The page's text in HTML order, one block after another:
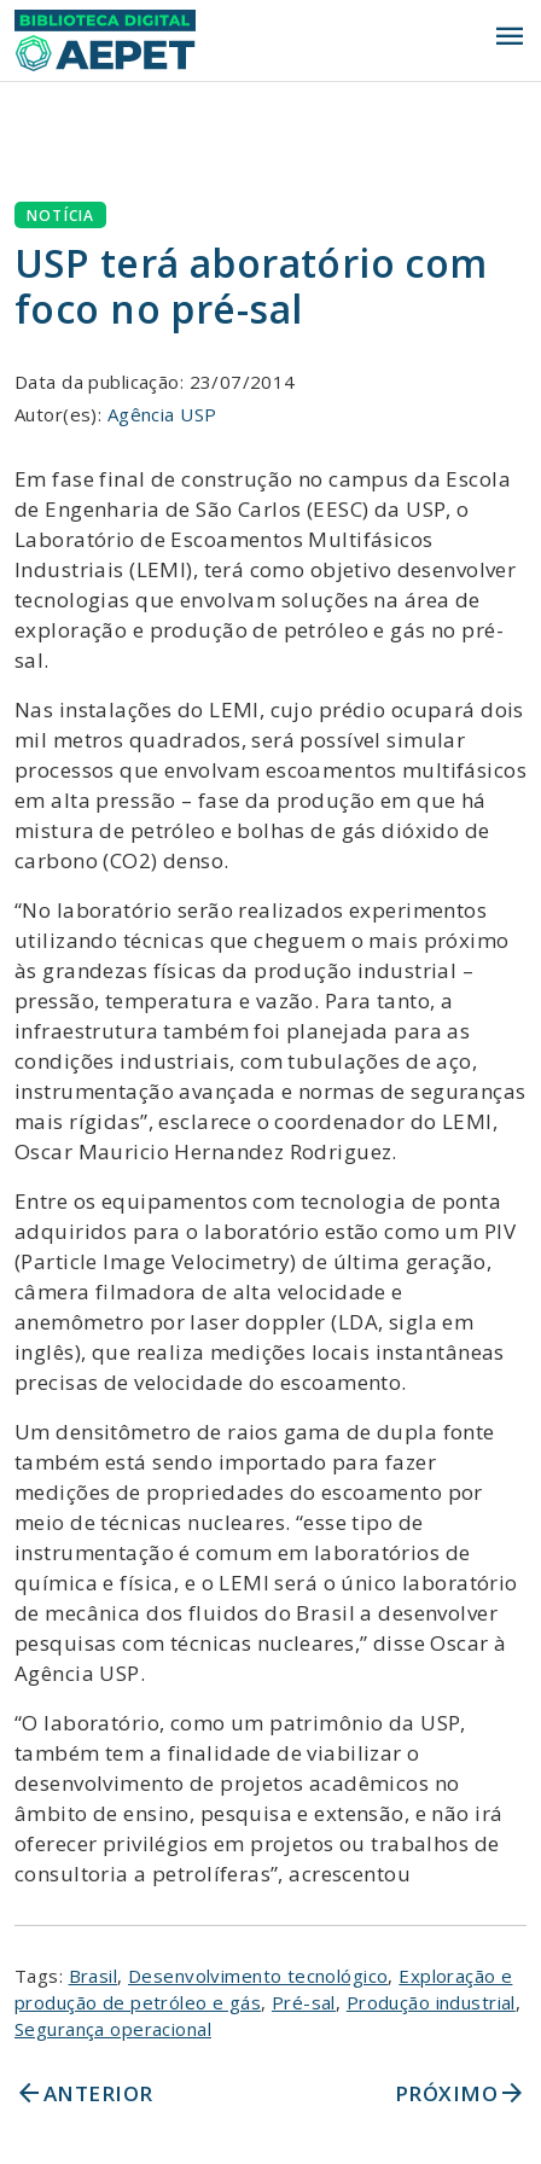
menu
NOTÍCIA
USP terá aboratório com
foco no pré-sal
Data da publicação: 23/07/2014
Autor(es): Agência USP
Em fase final de construção no campus da Escola
de Engenharia de São Carlos (EESC) da USP, o
Laboratório de Escoamentos Multifásicos
Industriais (LEMI), terá como objetivo desenvolver
tecnologias que envolvam soluções na área de
exploração e produção de petróleo e gás no pré-
sal.
Nas instalações do LEMI, cujo prédio ocupará dois
mil metros quadrados, será possível simular
processos que envolvam escoamentos multifásicos
em alta pressão – fase da produção em que há
mistura de petróleo e bolhas de gás dióxido de
carbono (CO2) denso.
“No laboratório serão realizados experimentos
utilizando técnicas que cheguem o mais próximo
às grandezas físicas da produção industrial –
pressão, temperatura e vazão. Para tanto, a
infraestrutura também foi planejada para as
condições industriais, com tubulações de aço,
instrumentação avançada e normas de seguranças
mais rígidas”, esclarece o coordenador do LEMI,
Oscar Mauricio Hernandez Rodriguez.
Entre os equipamentos com tecnologia de ponta
adquiridos para o laboratório estão como um PIV
(Particle Image Velocimetry) de última geração,
câmera filmadora de alta velocidade e
anemômetro por laser doppler (LDA, sigla em
inglês), que realiza medições locais instantâneas
precisas de velocidade do escoamento.
Um densitômetro de raios gama de dupla fonte
também está sendo importado para fazer
medições de propriedades do escoamento por
meio de técnicas nucleares. “esse tipo de
instrumentação é comum em laboratórios de
química e física, e o LEMI será o único laboratório
de mecânica dos fluidos do Brasil a desenvolver
pesquisas com técnicas nucleares,” disse Oscar à
Agência USP.
“O laboratório, como um patrimônio da USP,
também tem a finalidade de viabilizar o
desenvolvimento de projetos acadêmicos no
âmbito de ensino, pesquisa e extensão, e não irá
oferecer privilégios em projetos ou trabalhos de
consultoria a petrolíferas”, acrescentou
Tags: Brasil, Desenvolvimento tecnológico, Exploração e
produção de petróleo e gás, Pré-sal, Produção industrial,
Segurança operacional
arrow_backANTERIOR PRÓXIMO arrow_forward